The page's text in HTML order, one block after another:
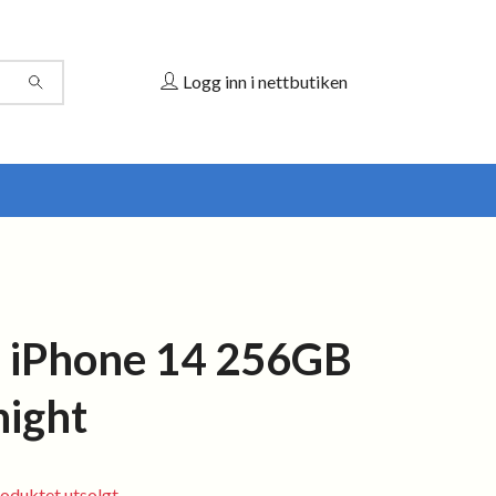
Logg inn i nettbutiken
14 256GB